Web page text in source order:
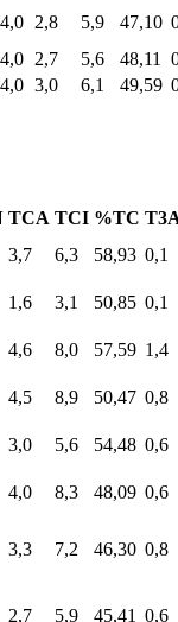
2,9 6,5 43,75
2,7 5,8 46,08
2,8 5,9 47,10
2,7 5,6 48,11
TCA TCI %TC
3,7 6,3 58,93 0,1
1,6 3,1 50,85 0,1
4,6 8,0 57,59 1,4